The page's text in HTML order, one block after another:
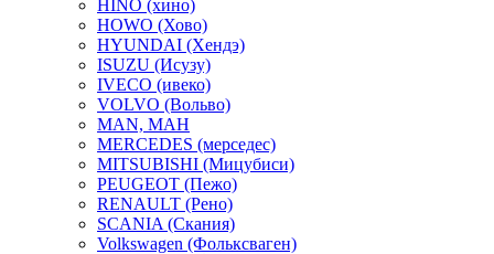
HINO (хино)
HOWO (Хово)
HYUNDAI (Хендэ)
ISUZU (Исузу)
IVECO (ивеко)
VOLVO (Вольво)
MAN, МАН
MERCEDES (мерседес)
MITSUBISHI (Мицубиси)
PEUGEOT (Пежо)
RENAULT (Рено)
SCANIA (Скания)
Volkswagen (Фольксваген)